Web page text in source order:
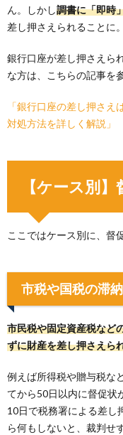
ん。しかし調書に「即時
差し押さえられることに。
銀行口座が差し押さえら
な方は、こちらの記事を
「銀行口座の差し押さ
対処方法を詳しく解説」
【ケース別
ここではケース別に、督
市税や国税の滞納
市民税や固定資産税など
ずに財産を差し押さえら
例えば所得税や贈与税な
てから50日以内に督促状
10日で税務署による差し
ら何もしないと、裁判せ